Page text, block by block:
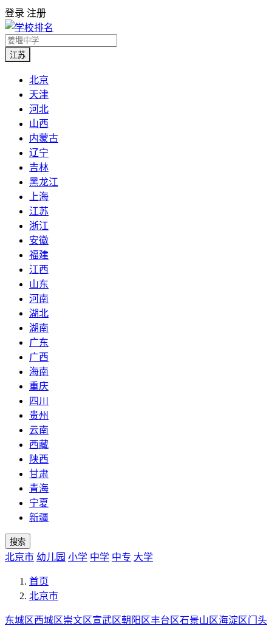
登录 注册
江苏
北京
天津
河北
山西
内蒙古
辽宁
吉林
黑龙江
上海
江苏
浙江
安徽
福建
江西
山东
河南
湖北
湖南
广东
广西
海南
重庆
四川
贵州
云南
西藏
陕西
甘肃
青海
宁夏
新疆
搜索
北京市 幼儿园 小学 中学 中专 大学
首页
北京市
东城区西城区崇文区宣武区朝阳区丰台区石景山区海淀区门头